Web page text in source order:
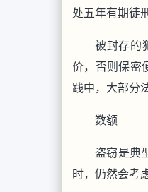
处五年有期徒
被封存的
价，否则保密
践中，大部分
数额
盗窃是典
时，仍然会考